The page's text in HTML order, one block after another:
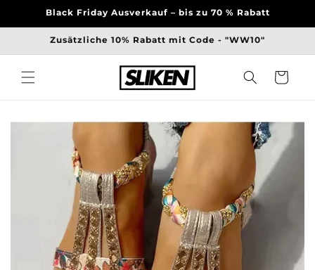
Inhalt
Black Friday Ausverkauf – bis zu 70 % Rabatt
Zusätzliche 10% Rabatt mit Code - "WW10"
Warenkorb